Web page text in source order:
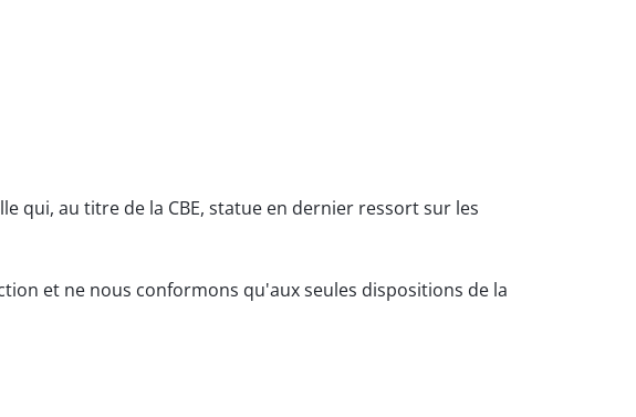
qui, au titre de la CBE, statue en dernier ressort sur les
et ne nous conformons qu'aux seules dispositions de la